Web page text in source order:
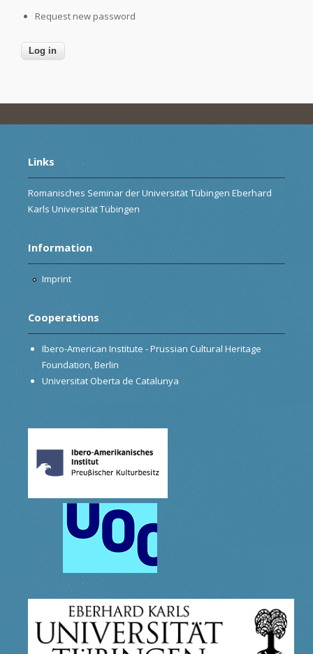
Request new password
Links
Romanisches Seminar der Universität Tübingen Eberhard
Karls Universität Tübingen
Information
Imprint
Cooperations
Ibero-American Institute - Prussian Cultural Heritage
Foundation, Berlin
Universitat Oberta de Catalunya